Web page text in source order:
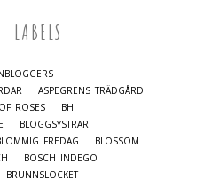
LABELS
ASPEGRENS TRÄDGÅRD
ROSES
BH
BLOGGSYSTRAR
FREDAG
BLOSSOM
BOSCH INDEGO
BRUNNSLOCKET